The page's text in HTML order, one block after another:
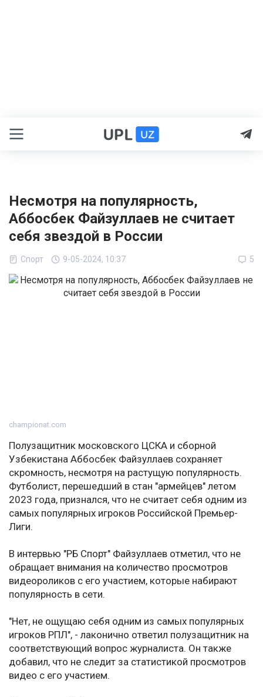
Несмотря на популярность,
Аббосбек Файзуллаев не считает
себя звездой в России
Спорт 9-05-2024, 10:37 5
championat.com
Полузащитник московского ЦСКА и сборной
Узбекистана Аббосбек Файзуллаев сохраняет
скромность, несмотря на растущую популярность.
Футболист, перешедший в стан "армейцев" летом
2023 года, признался, что не считает себя одним из
самых популярных игроков Российской Премьер-
Лиги.
В интервью "РБ Спорт" Файзуллаев отметил, что не
обращает внимания на количество просмотров
видеороликов с его участием, которые набирают
популярность в сети.
"Нет, не ощущаю себя одним из самых популярных
игроков РПЛ", - лаконично ответил полузащитник на
соответствующий вопрос журналиста. Он также
добавил, что не следит за статистикой просмотров
видео с его участием.